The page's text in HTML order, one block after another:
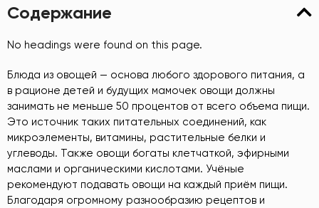
Содержание
No headings were found on this page.
Блюда из овощей — основа любого здорового питания, а
в рационе детей и будущих мамочек овощи должны
занимать не меньше 50 процентов от всего объема пищи.
Это источник таких питательных соединений, как
микроэлементы, витамины, растительные белки и
углеводы. Также овощи богаты клетчаткой, эфирными
маслами и органическими кислотами. Учёные
рекомендуют подавать овощи на каждый приём пищи.
Благодаря огромному разнообразию рецептов и